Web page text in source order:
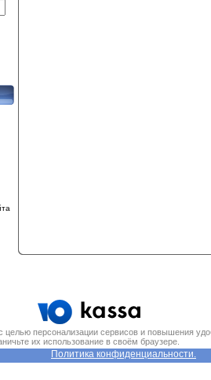
персонализации сервисов и повышения
их использование в своём браузере.
Политика конфиденциальности.